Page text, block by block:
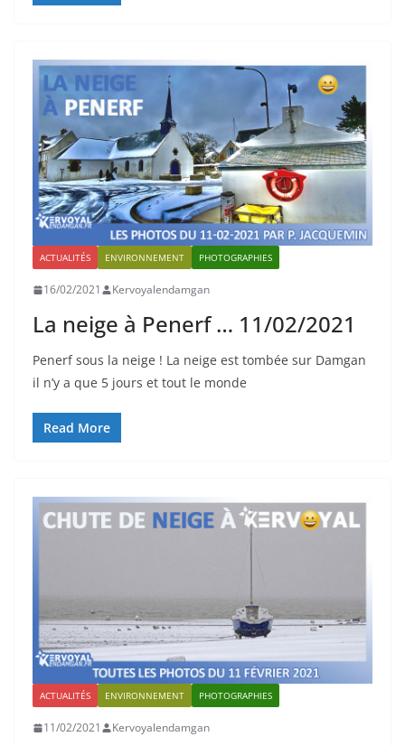
ACTUALITÉS ENVIRONNEMENT PHOTOGRAPHIES
16/02/2021 Kervoyalendamgan
La neige à Penerf … 11/02/2021
Penerf sous la neige ! La neige est tombée sur Damgan
il n’y a que 5 jours et tout le monde
Read More
ACTUALITÉS ENVIRONNEMENT PHOTOGRAPHIES
11/02/2021 Kervoyalendamgan